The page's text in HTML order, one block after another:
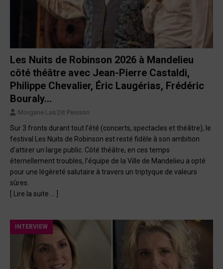
Les Nuits de Robinson 2026 à Mandelieu
côté théâtre avec Jean-Pierre Castaldi,
Philippe Chevalier, Éric Laugérias, Frédéric
Bouraly…
Morgane Las Dit Peisson
Sur 3 fronts durant tout l’été (concerts, spectacles et théâtre), le
festival Les Nuits de Robinson est resté fidèle à son ambition
d’attirer un large public. Côté théâtre, en ces temps
éternellement troubles, l’équipe de la Ville de Mandelieu a opté
pour une légèreté salutaire à travers un triptyque de valeurs
sûres.
[ Lire la suite … ]
INTERVIEW